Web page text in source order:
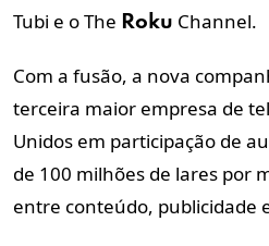
Tubi e o The Roku Channel.
Com a fusão, a nova
terceira maior empresa de
Unidos em participação de
de 100 milhões de lares por
entre conteúdo, publicidade